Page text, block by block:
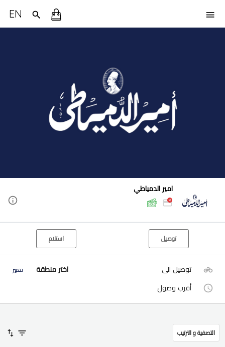
EN
امير الدمياطي
توصيل استلام
توصيل الى اختر منطقة تغيير
أقرب وصول
التصفية و الترتيب